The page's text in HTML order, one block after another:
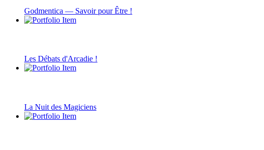
Godmentica — Savoir pour Être !
Les Débats d'Arcadie !
La Nuit des Magiciens